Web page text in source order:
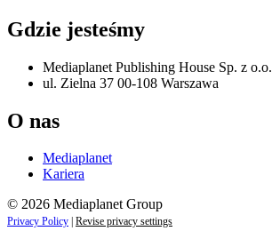
Gdzie jesteśmy
Mediaplanet Publishing House Sp. z o.o.
ul. Zielna 37 00-108 Warszawa
O nas
Mediaplanet
Kariera
© 2026 Mediaplanet Group
Privacy Policy Revise privacy settings